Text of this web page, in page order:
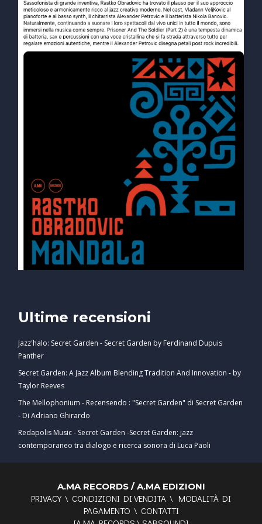
Ultime recensioni
Jazz'halo: Secret Garden - Secret Garden by Ferdinand Dupuis
Panther
Secret Garden: A Jazz Album Blending Tradition And Innovation - by
Taylor Reeves
The Mellophonium - Recensendo : "Secret Garden" di Secret Garden
- Di Adriano Ghirardo
Redapolis Music - Secret Garden -Secret Garden: jazz
contemporaneo tra dialogo e ricerca sonora di Luca Paoli
A.MA RECORDS / A.MA EDIZIONI
PRIVACY \ CONDIZIONI DI VENDITA \ MODALITÀ DI
PAGAMENTO \ CONTATTI